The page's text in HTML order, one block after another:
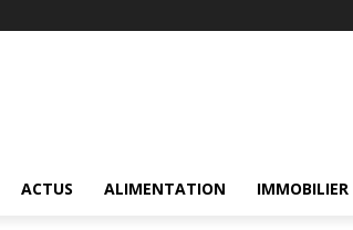
ACTUS ALIMENTATION IMMOBILIER